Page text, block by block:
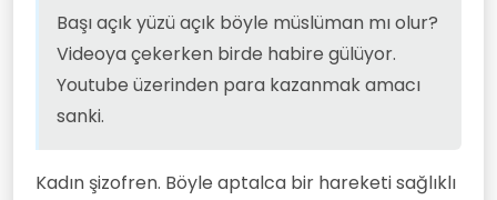
Başı açık yüzü açık böyle müslüman mı olur?
Videoya çekerken birde habire gülüyor.
Youtube üzerinden para kazanmak amacı
sanki.
Kadın şizofren. Böyle aptalca bir hareketi sağlıklı